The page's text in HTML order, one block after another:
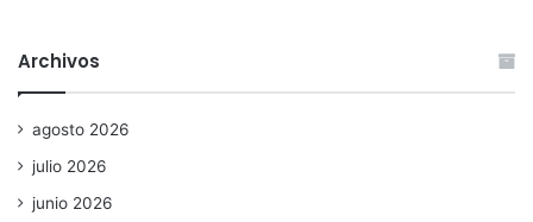
Archivos
agosto 2026
julio 2026
junio 2026